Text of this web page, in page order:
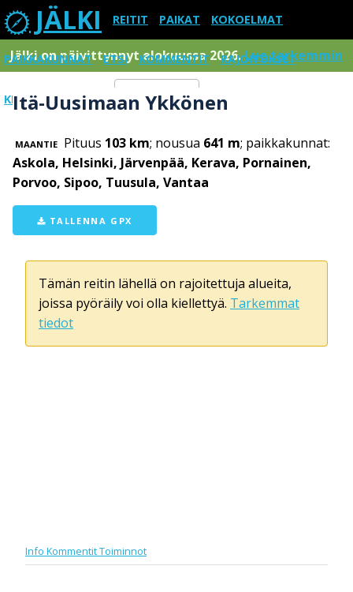
JÄLKI REITIT PAIKAT KOKOELMAT
PAIKKAKUNNAT ETSI KOMMENTIT RAJOITUKSET
KIRJAUDU SISÄÄN Menu
Jälki on päivittynnyt elokuussa 2026.Lue tarkemmin
Itä-Uusimaan Ykkönen
MAANTIE Pituus 103 km; nousua 641 m; paikkakunnat:
Askola, Helsinki, Järvenpää, Kerava, Pornainen,
Porvoo, Sipoo, Tuusula, Vantaa
TALLENNA GPX
Tämän reitin lähellä on rajoitettuja alueita,
joissa pyöräily voi olla kiellettyä. Tarkemmat
tiedot
Info KommentitToiminnot